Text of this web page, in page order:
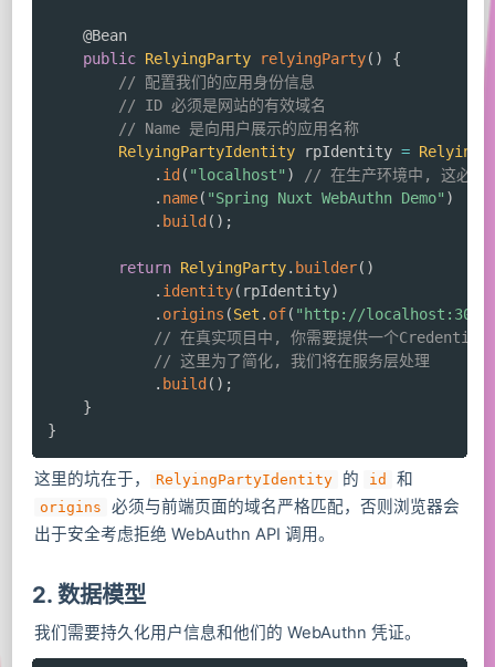
@Bean
public RelyingParty relyingParty( )
{
// 配置我们的应用身份信息
// ID 必须是网站的有效域名
// Name 是向用户展示的应用名称
RelyingPartyIdentity rpIdentity =
. id ( "localhost" )
// 在生产环境中, 这必须
. name( "Spring Nuxt WebAuthn Demo" )
. build ( ) ;
return RelyingParty. builder( )
. identity( rpIdentity)
. origins (Set . of( "http://
// 在真实项目中, 你需要提供一个
// 这里为了简化, 我们将在服务层处理
. build ( ) ;
}
}
这里的坑在于， RelyingPartyIdentity 的 id 和
origins
必须与前端页面的域名严格匹配，否则浏览器会
出于安全考虑拒绝 WebAuthn API 调用。
2. 数据模型
我们需要持久化用户信息和他们的 WebAuthn 凭证。